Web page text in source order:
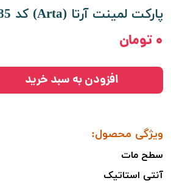
پارکت لمینت آرتا (Arta) کد 785 مدل پاپلار
۰ تومان
ویژگی‌ محصول:
سطح مات
آنتی استاتیک
افزودن به سبد خرید